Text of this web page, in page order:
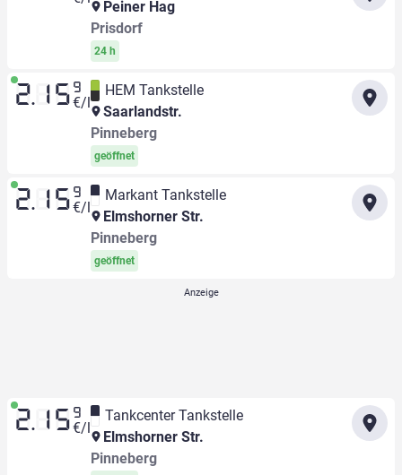
Peiner Hag
Prisdorf
24 h
2.15 9
€/l
HEM Tankstelle
Saarlandstr.
Pinneberg
geöffnet
2.15 9
€/l
Markant Tankstelle
Elmshorner Str.
Pinneberg
geöffnet
2.15 9
€/l
Tankcenter Tankstelle
Elmshorner Str.
Pinneberg